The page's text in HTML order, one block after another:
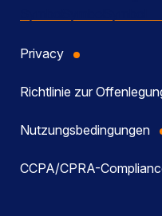
Privacy
Richtlinie zur
Nutzungsbedingungen
CCPA/CPRA-